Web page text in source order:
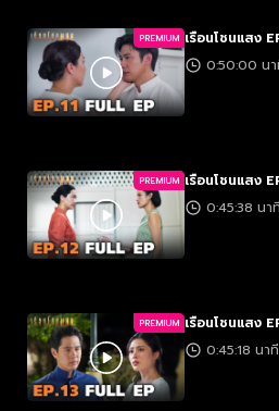
PREMIUM เรือนโชนแสง
0:50:00 น
PREMIUM เรือนโชนแสง
0:45:38 นาที
PREMIUM เรือนโชนแสง
0:45:18 นาที